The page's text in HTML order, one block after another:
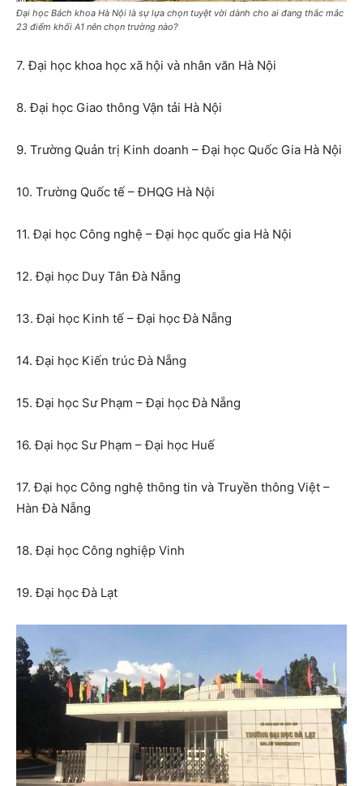
Đại học Bách khoa Hà Nội là sự lựa chọn tuyệt vời dành cho ai đang thắc mắc
23 điểm khối A1 nên chọn trường nào?
7. Đại học khoa học xã hội và nhân văn Hà Nội
8. Đại học Giao thông Vận tải Hà Nội
9. Trường Quản trị Kinh doanh – Đại học Quốc Gia Hà Nội
10. Trường Quốc tế – ĐHQG Hà Nội
11. Đại học Công nghệ – Đại học quốc gia Hà Nội
12. Đại học Duy Tân Đà Nẵng
13. Đại học Kinh tế – Đại học Đà Nẵng
14. Đại học Kiến trúc Đà Nẵng
15. Đại học Sư Phạm – Đại học Đà Nẵng
16. Đại học Sư Phạm – Đại học Huế
17. Đại học Công nghệ thông tin và Truyền thông Việt –
Hàn Đà Nẵng
18. Đại học Công nghiệp Vinh
19. Đại học Đà Lạt